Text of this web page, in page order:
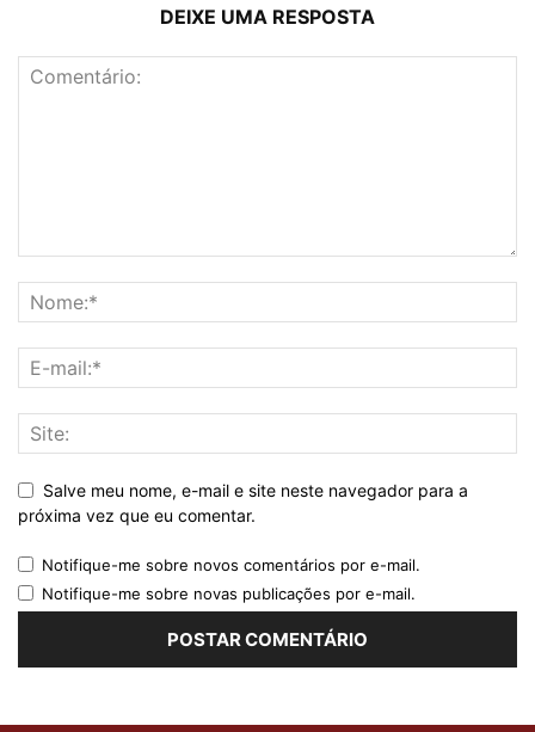
DEIXE UMA RESPOSTA
Salve meu nome, e-mail e site neste navegador para a
próxima vez que eu comentar.
Notifique-me sobre novos comentários por e-mail.
Notifique-me sobre novas publicações por e-mail.